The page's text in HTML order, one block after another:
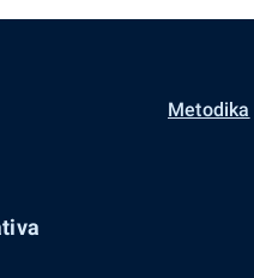
Metodika